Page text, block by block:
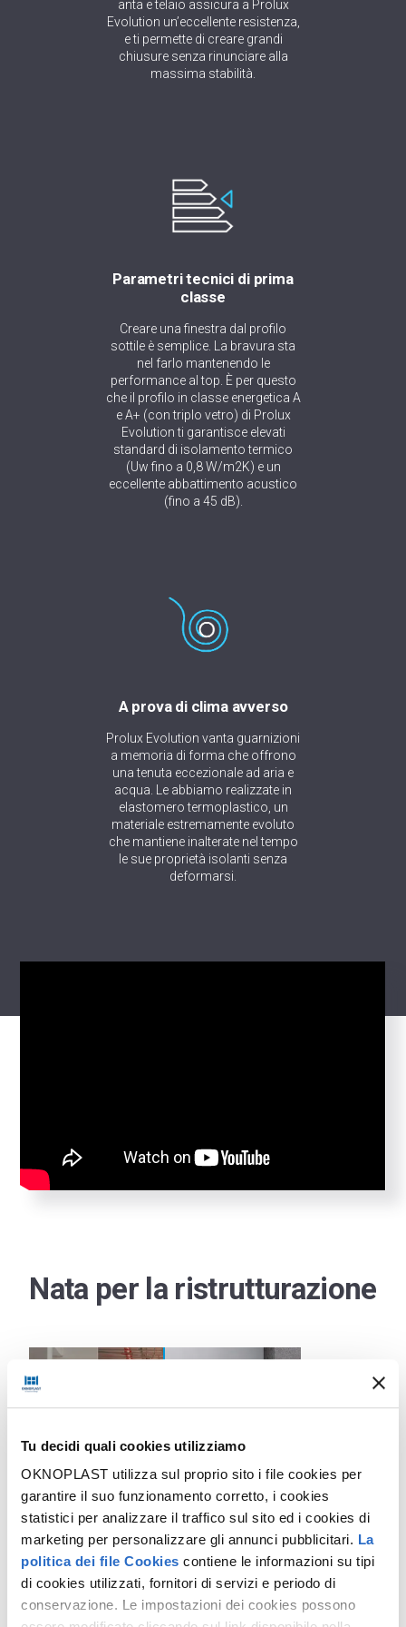
Tu decidi quali cookies utilizziamo
OKNOPLAST utilizza sul proprio sito i file cookies per
garantire il suo funzionamento corretto, i cookies
statistici per analizzare il traffico sul sito ed i cookies di
marketing per personalizzare gli annunci pubblicitari. La
politica dei file Cookies contiene le informazioni su tipi
di cookies utilizzati, fornitori di servizi e periodo di
conservazione. Le impostazioni dei cookies possono
anta e telaio assicura a Prolux
Evolution un’eccellente resistenza,
e ti permette di creare grandi
chiusure senza rinunciare alla
massima stabilità.
Parametri tecnici di prima
classe
Creare una finestra dal profilo
sottile è semplice. La bravura sta
nel farlo mantenendo le
performance al top. È per questo
che il profilo in classe energetica A
e A+ (con triplo vetro) di Prolux
Evolution ti garantisce elevati
standard di isolamento termico
(Uw fino a 0,8 W/m2K) e un
eccellente abbattimento acustico
(fino a 45 dB).
A prova di clima avverso
Prolux Evolution vanta guarnizioni
a memoria di forma che offrono
una tenuta eccezionale ad aria e
acqua. Le abbiamo realizzate in
elastomero termoplastico, un
materiale estremamente evoluto
che mantiene inalterate nel tempo
le sue proprietà isolanti senza
deformarsi.
Nata per la ristrutturazione